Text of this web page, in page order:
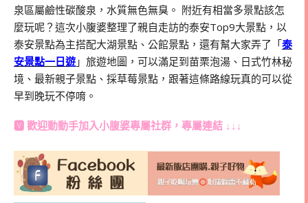
泉區屬鹼性碳酸泉，水質無色無臭。 附近有相當多景點該怎
麼玩呢？這次小腹婆整理了親自走訪的泰安Top9大景點，以
泰安景點為主搭配大湖景點、公館景點，還有幫大家弄了「泰
安景點一日遊 」旅遊地圖，可以滿足到苗栗泡湯、日式竹林秘
境、最新親子景點、採草莓景點，跟著這條路線玩真的可以從
早到晚玩不停唷。
🆅 歡迎動動手加入小腹婆專屬社群 ，專屬連結 ↓↓↓